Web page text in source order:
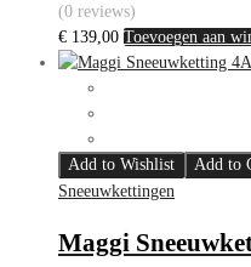
(0 reviews)
€ 139,00 Toevoegen aan
Add to Wishlist
Add to
Sneeuwkettingen
Maggi